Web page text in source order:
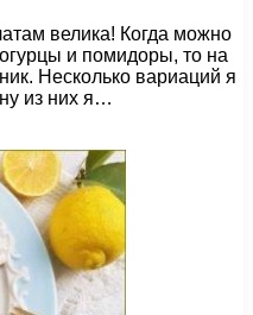
велика! Когда можно
и помидоры, то на
Несколько вариаций я
из них я…